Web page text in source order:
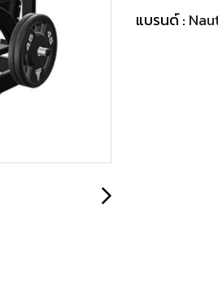
แบรนด์ :